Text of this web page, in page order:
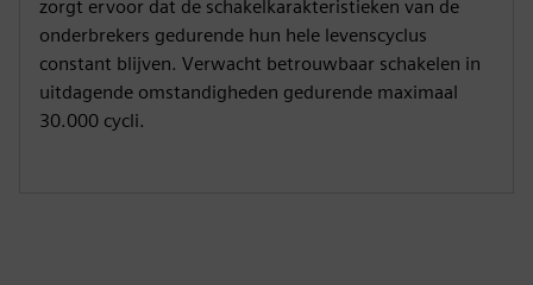
zorgt ervoor dat de schakelkarakteristieken van de
onderbrekers gedurende hun hele levenscyclus
constant blijven. Verwacht betrouwbaar schakelen in
uitdagende omstandigheden gedurende maximaal
30.000 cycli.